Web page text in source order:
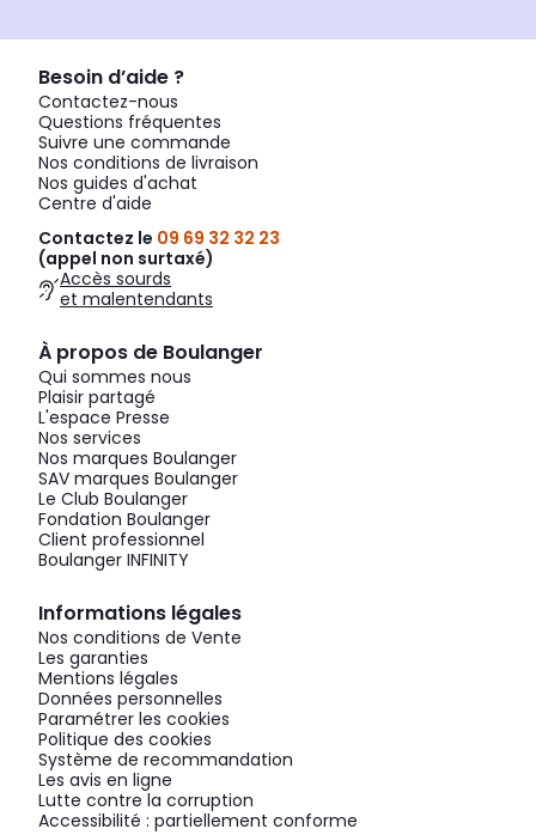
Besoin d’aide ?
Contactez-nous
Questions fréquentes
Suivre une commande
Nos conditions de livraison
Nos guides d'achat
Centre d'aide
Contactez le 09 69 32 32 23
(appel non surtaxé)
Accès sourds
et malentendants
À propos de Boulanger
Qui sommes nous
Plaisir partagé
L'espace Presse
Nos services
Nos marques Boulanger
SAV marques Boulanger
Le Club Boulanger
Fondation Boulanger
Client professionnel
Boulanger INFINITY
Informations légales
Nos conditions de Vente
Les garanties
Mentions légales
Données personnelles
Paramétrer les cookies
Politique des cookies
Système de recommandation
Les avis en ligne
Lutte contre la corruption
Accessibilité : partiellement conforme